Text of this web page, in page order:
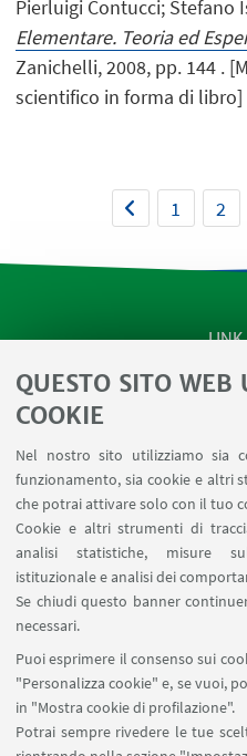
QUESTO SITO WEB
COOKIE
Nel nostro sito utilizziamo sia
funzionamento, sia cookie e altri
che potrai attivare solo con il tuo
Cookie e altri strumenti di
analisi statistiche, misure
istituzionale e analisi dei
Se chiudi questo banner
necessari.
Puoi esprimere il consenso sui
"Personalizza cookie" e, se vuoi,
in "Mostra cookie di profilazione".
Potrai sempre rivedere le tue
Pierluigi Contucci; Stefano
Elementare. Teoria ed
Zanichelli, 2008, pp. 144 .
scientifico in forma di libro]
1 2
LINK
SEMINARI
MAT info - Informazioni
SERVIZI
Carta
SEGUI IL
SEGUI